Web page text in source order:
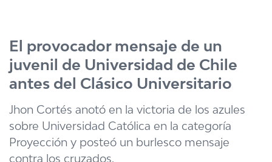
El provocador mensaje de un
juvenil de Universidad de Chile
antes del Clásico Universitario
Jhon Cortés anotó en la victoria de los azules
sobre Universidad Católica en la categoría
Proyección y posteó un burlesco mensaje
contra los cruzados.